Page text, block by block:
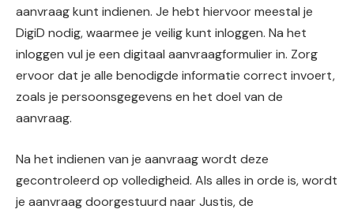
aanvraag kunt indienen. Je hebt hiervoor meestal je
DigiD nodig, waarmee je veilig kunt inloggen. Na het
inloggen vul je een digitaal aanvraagformulier in. Zorg
ervoor dat je alle benodigde informatie correct invoert,
zoals je persoonsgegevens en het doel van de
aanvraag.
Na het indienen van je aanvraag wordt deze
gecontroleerd op volledigheid. Als alles in orde is, wordt
je aanvraag doorgestuurd naar Justis, de